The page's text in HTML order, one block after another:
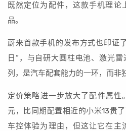
既然定位为配件，这款手机理论
品。
蔚来首款手机的发布方式也印证
日”，与自研大圆柱电池、激光
列，是汽车配套能力的一环，而非
定价策略进一步放大了配件属性
元，比同期配置相近的小米13贵
车控体验为理由，但这让它在主